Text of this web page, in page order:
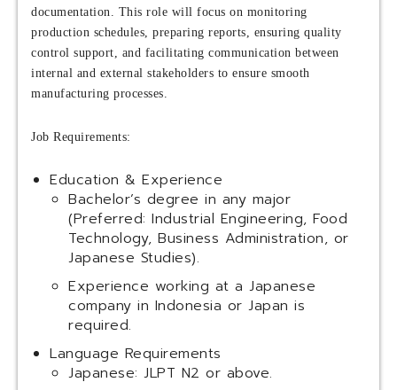
documentation. This role will focus on monitoring
production schedules, preparing reports, ensuring quality
control support, and facilitating communication between
internal and external stakeholders to ensure smooth
manufacturing processes.
Job Requirements:
Education & Experience
Bachelor’s degree in any major
(Preferred: Industrial Engineering, Food
Technology, Business Administration, or
Japanese Studies).
Experience working at a Japanese
company in Indonesia or Japan is
required.
Language Requirements
Japanese: JLPT N2 or above.